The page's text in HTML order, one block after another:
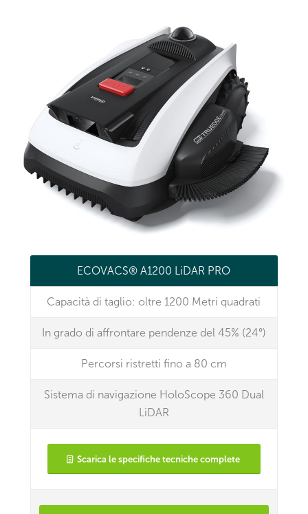
ECOVACS® A1200 LiDAR PRO
Capacità di taglio: oltre 1200 Metri quadrati
In grado di affrontare pendenze del 45% (24°)
Percorsi ristretti fino a 80 cm
Sistema di navigazione HoloScope 360 Dual
LiDAR
Scarica le specifiche tecniche complete